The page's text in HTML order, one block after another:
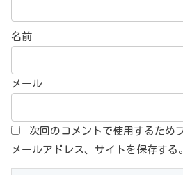
名前
メール
次回のコメントで使用するため
メールアドレス、サイトを保存する。